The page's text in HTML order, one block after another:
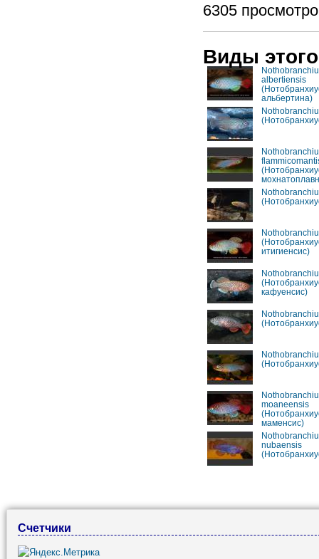
6305
Виды
albertiensis
альбертина)
итигиенсис)
кафуенсис)
moaneensis
маменсис)
nubaensis
Счетчики